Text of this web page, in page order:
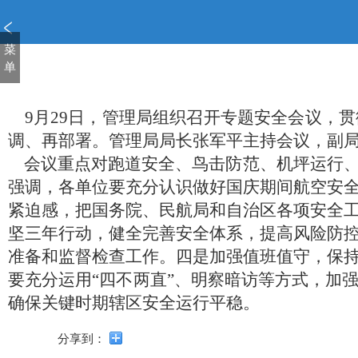
菜
单
9月29日，管理局组织召开专题安全会议，
调、再部署。管理局局长张军平主持会议，副
会议重点对跑道安全、鸟击防范、机坪运行
强调，各单位要充分认识做好国庆期间航空安
紧迫感，把国务院、民航局和自治区各项安全
坚三年行动，健全完善安全体系，提高风险防
准备和监督检查工作。四是加强值班值守，保
要充分运用“四不两直”、明察暗访等方式，加
确保关键时期辖区安全运行平稳。
分享到：
窗
口
打
碍
说
页
面,
按
Alt
加
波
浪
键